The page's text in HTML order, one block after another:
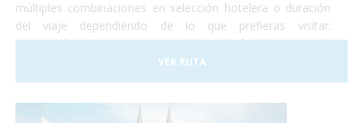
múltiples combinaciones en selección hotelera o duración
del viaje dependiendo de lo que prefieras visitar.
RecorrerásLas Vegas, capital mundial del ocio más
desenfrenado y la mejor plataforma de salida a las
excursiones alGran Cañóndel Colorado,Los Ángeles, la
favorita de todo el estado de California.
VER RUTA